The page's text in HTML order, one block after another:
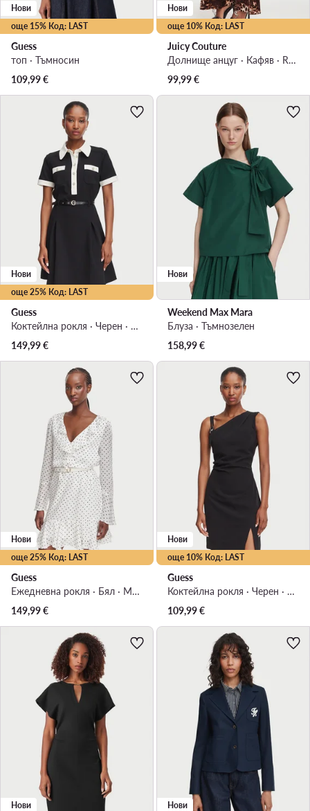
още 15% Код: LAST
Нови
Guess
топ · Тъмносин
109,99€
още 10% Код: LAST
Нови
Juicy Couture
Долнище анцуг · Кафяв · Regular Fit
99,99€
още 25% Код: LAST
Нови
Guess
Коктейлна рокля · Черен · Мини
149,99€
Нови
Weekend Max Mara
Блуза · Тъмнозелен
158,99€
още 25% Код: LAST
Нови
Guess
Ежедневна рокля · Бял · Мини
149,99€
още 10% Код: LAST
Нови
Guess
Коктейлна рокля · Черен · Мини
109,99€
Нови Нови